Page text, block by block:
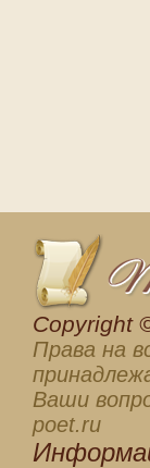
Сopyright
Права на
Ваши
poet.ru